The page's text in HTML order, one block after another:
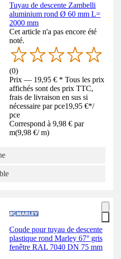
Tuyau de descente Zambelli
aluminium rond Ø 60 mm L=
2000 mm
Cet article n'a pas encore été
noté.
(0)
Prix — 19,95 € * Tous les prix
affichés sont des prix TTC,
frais de livraison en sus si
nécessaire par pce19,95 €*/
pce
Correspond à 9,98 € par
m(9,98 €/ m)
Coude pour tuyau de descente
plastique rond Marley 67° gris
fenêtre RAL 7040 DN 75 mm